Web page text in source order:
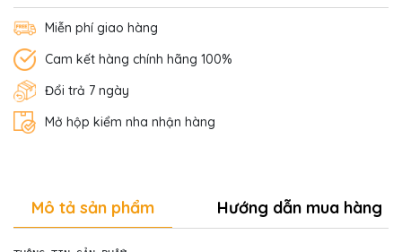
Miễn phí giao hàng
Cam kết hàng chính hãng 100%
Đổi trả 7 ngày
Mở hộp kiểm nha nhận hàng
Mô tả sản phẩm Hướng dẫn mua hàng